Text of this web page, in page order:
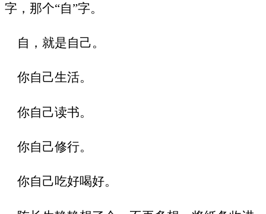
字，那个“自”字。
自，就是自己。
你自己生活。
你自己读书。
你自己修行。
你自己吃好喝好。